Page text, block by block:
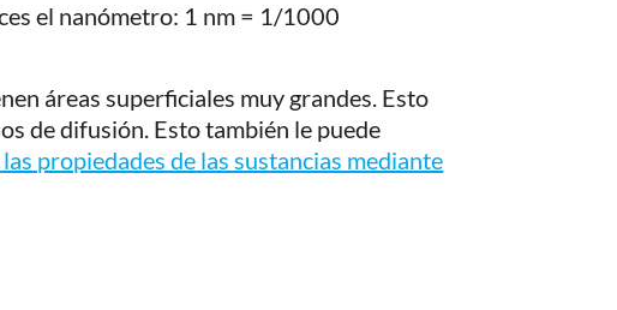
el nanómetro: 1 nm = 1/1000
áreas superficiales muy grandes. Esto
de difusión. Esto también le puede
propiedades de las sustancias mediante